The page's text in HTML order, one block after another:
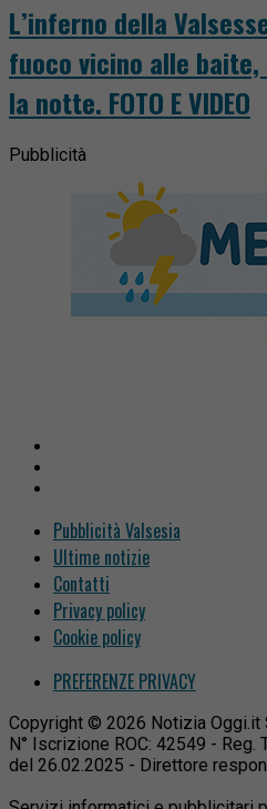
L’inferno della
fuoco vicino alle
la notte. FOTO E VIDEO
Pubblicità
Pubblicità Valsesia
Ultime notizie
Contatti
Privacy policy
Cookie policy
PREFERENZE PRIVACY
Copyright © 2026 Notizia Oggi.it
N° Iscrizione ROC: 42549 - Reg.
del 26.02.2025 - Direttore